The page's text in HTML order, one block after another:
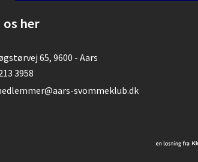
os her
65, 9600 - Aars
3958
svommeklub.dk